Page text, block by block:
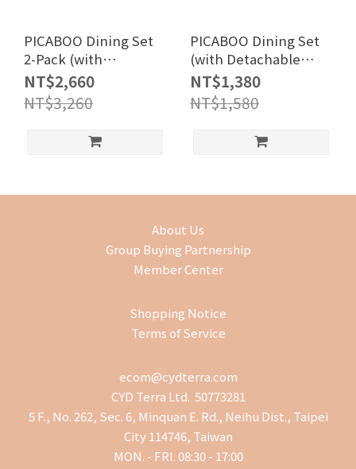
PICABOO Dining Set
2-Pack (with
Detachable Suction)
NT$2,660
NT$3,260
PICABOO Dining Set
(with Detachable
Suction)
NT$1,380
NT$1,580
About Us
Group Buying Partnership
Member Center
Shopping Notice
Terms of Service
ecom@cydterra.com
CYD Terra Ltd. 50773281
5 F., No. 262, Sec. 6, Minquan E. Rd., Neihu Dist., Taipei
City 114746, Taiwan
MON. - FRI. 08:30 - 17:00